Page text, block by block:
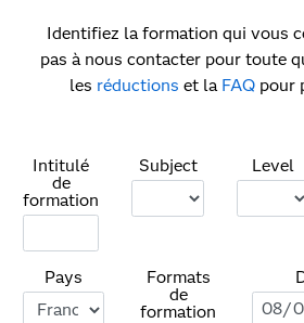
Identifiez la formation qui vous
pas à nous contacter pour toute
les réductions et la FAQ pour
Intitulé
de
formation
Subject Level
Pays
Formats
de
formation